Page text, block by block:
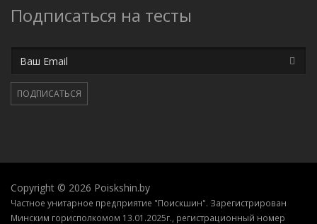
Подписаться на тесты
ПОДПИСАТЬСЯ
Copyright © 2026 Poiskshin.by
Частное унитарное предприятие "Поискшин". Зарегистрирован
Минским горисполкомом 13.01.2025г., регистрационный номер